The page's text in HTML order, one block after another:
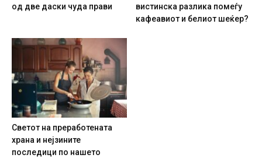
од две даски чуда прави
вистинска разлика помеѓу
кафеавиот и белиот шеќер?
Светот на преработената
храна и нејзините
последици по нашето